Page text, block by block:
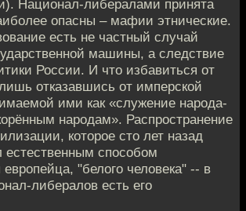
Национал-либералами принята
опасны – мафии этнические.
есть не частный случай
машины, а следствие
России. И что избавиться от
отказавшись от имперской
ими как «служение народа-
народам». Распространение
которое сто лет назад
естественным способом
"белого человека" -- в
либералов есть его